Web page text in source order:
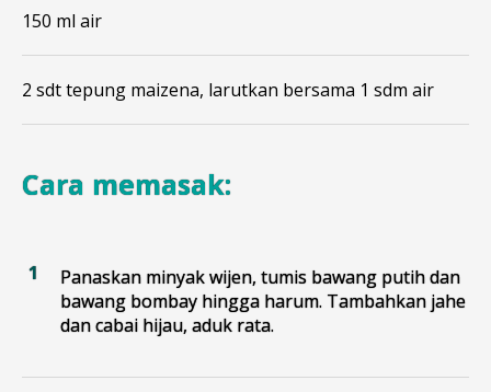
150 ml air
2 sdt tepung maizena, larutkan bersama 1 sdm air
Cara memasak:
Panaskan minyak wijen, tumis bawang putih dan
bawang bombay hingga harum. Tambahkan jahe
dan cabai hijau, aduk rata.